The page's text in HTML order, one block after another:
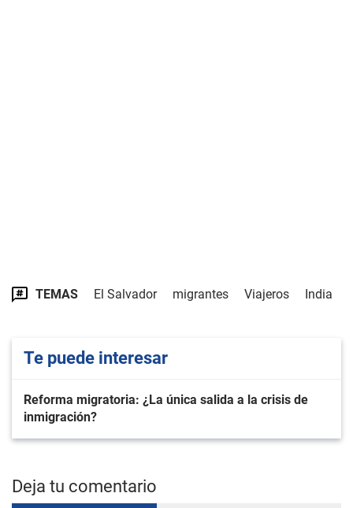
TEMAS El Salvador migrantes Viajeros India
Te puede interesar
Reforma migratoria: ¿La única salida a la crisis de
inmigración?
Deja tu comentario